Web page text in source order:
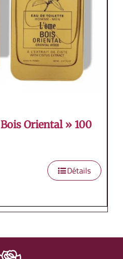
Oriental » 100
Détails